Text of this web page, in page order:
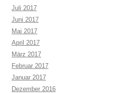
Juli 2017
Juni 2017
Mai 2017
April 2017
März 2017
Februar 2017
Januar 2017
Dezember 2016